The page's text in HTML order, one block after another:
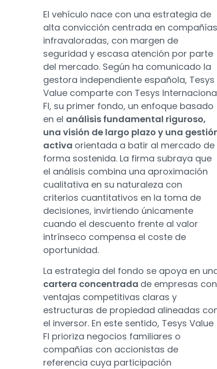
El vehículo nace con una estrategia de
alta convicción centrada en compañías
infravaloradas, con margen de
seguridad y escasa atención por parte
del mercado. Según ha comunicado la
gestora independiente española, Tesys
Value comparte con Tesys
FI, su primer fondo, un enfoque basado
en el análisis fundamental riguroso,
una visión de largo plazo y una
activa orientada a batir al mercado de
forma sostenida. La firma subraya que
el análisis combina una aproximación
cualitativa en su naturaleza con
criterios cuantitativos en la toma de
decisiones, invirtiendo únicamente
cuando el descuento frente al valor
intrínseco compensa el coste de
oportunidad.
La estrategia del fondo se apoya en
cartera concentrada de empresas con
ventajas competitivas claras y
estructuras de propiedad alineadas
el inversor. En este sentido, Tesys Value
FI prioriza negocios familiares o
compañías con accionistas de
referencia cuya participación